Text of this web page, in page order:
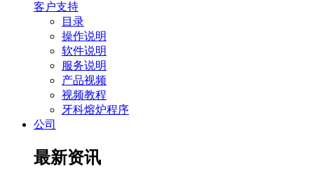
客户支持
目录
操作说明
软件说明
服务说明
产品视频
视频教程
牙科熔炉程序
公司
最新资讯